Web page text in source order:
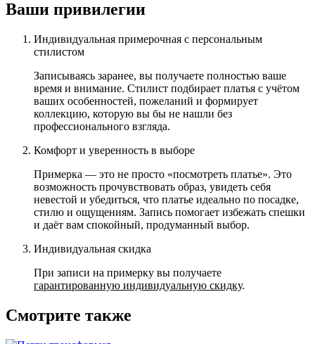
Ваши привилегии
Индивидуальная примерочная с персональным
стилистом
Записываясь заранее, вы получаете полностью ваше
время и внимание. Стилист подбирает платья с учётом
ваших особенностей, пожеланий и формирует
коллекцию, которую вы бы не нашли без
профессионального взгляда.
Комфорт и уверенность в выборе
Примерка — это не просто «посмотреть платье». Это
возможность прочувствовать образ, увидеть себя
невестой и убедиться, что платье идеально по посадке,
стилю и ощущениям. Запись помогает избежать спешки
и даёт вам спокойный, продуманный выбор.
Индивидуальная скидка
При записи на примерку вы получаете
гарантированную индивидуальную скидку.
Смотрите также